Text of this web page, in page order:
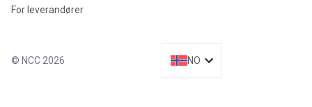
For leverandører
© NCC 2026 NO